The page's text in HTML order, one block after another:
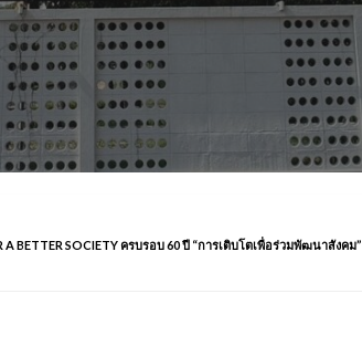
BETTER SOCIETY ครบรอบ 60 ปี “การเติบโตเพื่อร่วมพัฒนาสังคม”